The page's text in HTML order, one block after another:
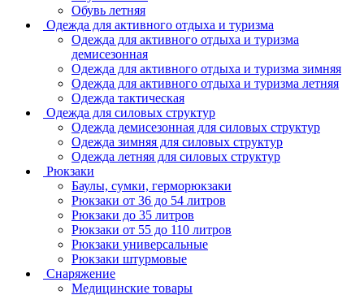
Обувь летняя
Одежда для активного отдыха и туризма
Одежда для активного отдыха и туризма
демисезонная
Одежда для активного отдыха и туризма зимняя
Одежда для активного отдыха и туризма летняя
Одежда тактическая
Одежда для силовых структур
Одежда демисезонная для силовых структур
Одежда зимняя для силовых структур
Одежда летняя для силовых структур
Рюкзаки
Баулы, сумки, герморюкзаки
Рюкзаки от 36 до 54 литров
Рюкзаки до 35 литров
Рюкзаки от 55 до 110 литров
Рюкзаки универсальные
Рюкзаки штурмовые
Снаряжение
Медицинские товары